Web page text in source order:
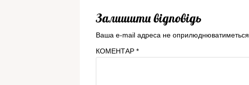
Залишити відповідь
Ваша e-mail адреса не оприлюднюватиметься.
КОМЕНТАР *